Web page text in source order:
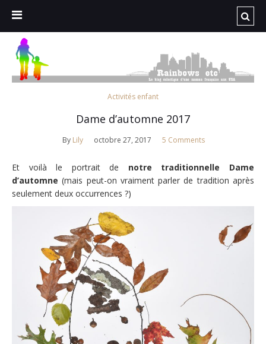
Activités enfant
Dame d’automne 2017
By Lily octobre 27, 2017 5 Comments
Et voilà le portrait de notre traditionnelle Dame
d’automne (mais peut-on vraiment parler de tradition après
seulement deux occurrences ?)